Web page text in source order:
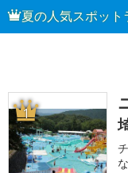
夏の人気スポット
1